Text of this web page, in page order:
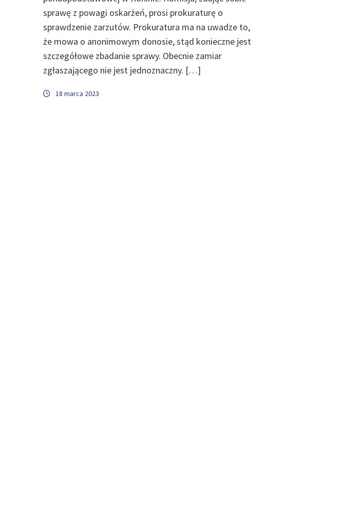
sprawę z powagi oskarżeń, prosi prokuraturę o
sprawdzenie zarzutów. Prokuratura ma na uwadze to,
że mowa o anonimowym donosie, stąd konieczne jest
szczegółowe zbadanie sprawy. Obecnie zamiar
zgłaszającego nie jest jednoznaczny. […]
18 marca 2023